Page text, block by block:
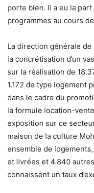
porte bien. Il a eu la
programmes au cours
La direction générale de
la concrétisation d’un
sur la réalisation de
1.172 de type logement
dans le cadre du
la formule location-
exposition sur ce
maison de la culture
ensemble de
et livrées et 4.840
connaissent un taux